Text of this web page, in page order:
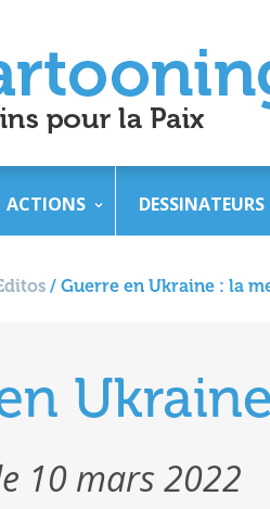
ACTIONS DESSINATEURS
/ Guerre en Ukraine : la
10 mars 2022